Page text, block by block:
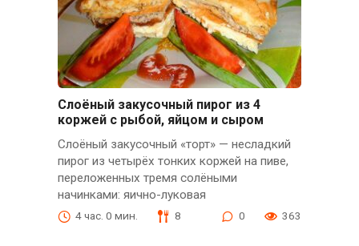
Слоёный закусочный пирог из 4
коржей с рыбой, яйцом и сыром
Слоёный закусочный «торт» — несладкий
пирог из четырёх тонких коржей на пиве,
переложенных тремя солёными
начинками: яично-луковая
4 час. 0 мин. 8 0 363